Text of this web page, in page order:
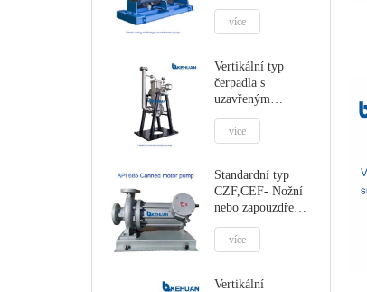
uzavřeným
motorem DCMC
více
Vertikální typ
čerpadla s
uzavřeným
více
Standardní typ
CZF,CEF- Nožní
nebo zapouzdřené
motorové čerpadlo
více
Vertikální